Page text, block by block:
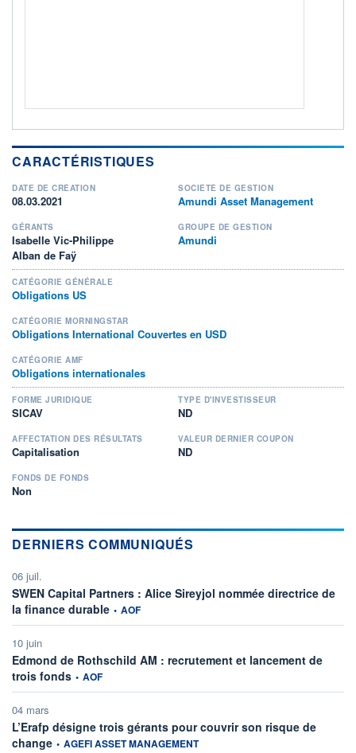
CARACTÉRISTIQUES
DATE DE CRÉATION
08.03.2021
SOCIÉTÉ DE GESTION
Amundi Asset Management
GÉRANTS
Isabelle Vic-Philippe
Alban de Faÿ
GROUPE DE GESTION
Amundi
CATÉGORIE GÉNÉRALE
Obligations US
CATÉGORIE MORNINGSTAR
Obligations International Couvertes en USD
CATÉGORIE AMF
Obligations internationales
FORME JURIDIQUE
SICAV
TYPE D'INVESTISSEUR
ND
AFFECTATION DES RÉSULTATS
Capitalisation
VALEUR DERNIER COUPON
ND
FONDS DE FONDS
Non
DERNIERS COMMUNIQUÉS
06 juil.
SWEN Capital Partners : Alice Sireyjol nommée directrice de
la finance durable information fournie par
• AOF
10 juin
Edmond de Rothschild AM : recrutement et lancement de
trois fonds information fournie par
• AOF
04 mars
L’Erafp désigne trois gérants pour couvrir son risque de
change information fournie par
• AGEFI ASSET MANAGEMENT